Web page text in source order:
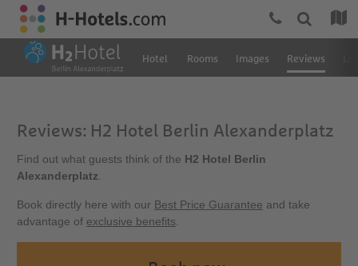
Hotel Rooms Images Reviews
Reviews: H2 Hotel Berlin Alexanderplatz
Find out what guests think of the H2 Hotel Berlin
Alexanderplatz
Book directly here with our Best Price Guarantee and take
advantage of exclusive benefits